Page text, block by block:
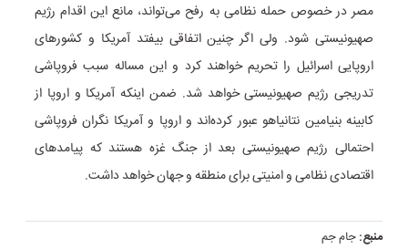
مصر در خصوص حمله نظامی به رفح می‌تواند، مانع این اقدام رژیم
صهیونیستی شود. ولی اگر چنین اتفاقی بیفتد آمریکا و کشور‌های
اروپایی اسرائیل را تحریم خواهند کرد و این مساله سبب فروپاشی
تدریجی رژیم صهیونیستی خواهد شد. ضمن اینکه آمریکا و اروپا از
کابینه بنیامین نتانیاهو عبور کرده‌اند و اروپا و آمریکا نگران فروپاشی
احتمالی رژیم صهیونیستی بعد از جنگ غزه هستند که پیامد‌های
اقتصادی نظامی و امنیتی برای منطقه و جهان خواهد داشت.
منبع:جام جم